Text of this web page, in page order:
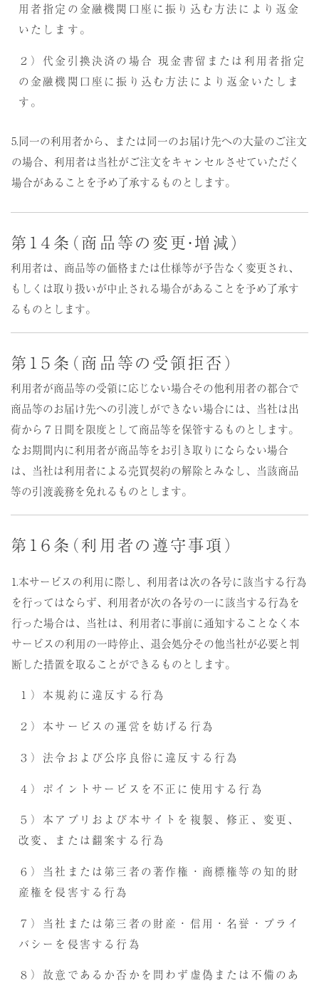
用者指定の金融機関口座に振り込む方法により返金
いたします。
２）代金引換決済の場合 現金書留または利用者指定
の金融機関口座に振り込む方法により返金いたしま
す。
5.同一の利用者から、または同一のお届け先への大量のご注文
の場合、利用者は当社がご注文をキャンセルさせていただく
場合があることを予め了承するものとします。
第１４条（商品等の変更・増減）
利用者は、商品等の価格または仕様等が予告なく変更され、
もしくは取り扱いが中止される場合があることを予め了承す
るものとします。
第１５条（商品等の受領拒否）
利用者が商品等の受領に応じない場合その他利用者の都合で
商品等のお届け先への引渡しができない場合には、当社は出
荷から７日間を限度として商品等を保管するものとします。
なお期間内に利用者が商品等をお引き取りにならない場合
は、当社は利用者による売買契約の解除とみなし、当該商品
等の引渡義務を免れるものとします。
第１６条（利用者の遵守事項）
1.本サービスの利用に際し、利用者は次の各号に該当する行為
を行ってはならず、利用者が次の各号の一に該当する行為を
行った場合は、当社は、利用者に事前に通知することなく本
サービスの利用の一時停止、退会処分その他当社が必要と判
断した措置を取ることができるものとします。
１）本規約に違反する行為
２）本サービスの運営を妨げる行為
３）法令および公序良俗に違反する行為
４）ポイントサービスを不正に使用する行為
５）本アプリおよび本サイトを複製、修正、変更、
改変、または翻案する行為
６）当社または第三者の著作権・商標権等の知的財
産権を侵害する行為
７）当社または第三者の財産・信用・名誉・プライ
バシーを侵害する行為
８）故意であるか否かを問わず虚偽または不備のあ